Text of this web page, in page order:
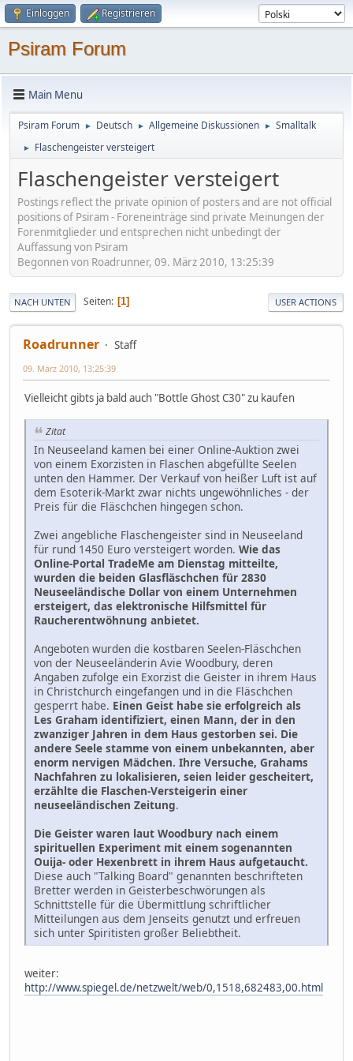
Einloggen Registrieren
Psiram Forum
Main Menu
Psiram Forum ► Deutsch ► Allgemeine Diskussionen ► Smalltalk
► Flaschengeister versteigert
Flaschengeister versteigert
Postings reflect the private opinion of posters and are not official
positions of Psiram - Foreneinträge sind private Meinungen der
Forenmitglieder und entsprechen nicht unbedingt der
Auffassung von Psiram
Begonnen von Roadrunner, 09. März 2010, 13:25:39
NACH UNTEN Seiten 1 USER ACTIONS
Roadrunner Staff
09. März 2010, 13:25:39
Vielleicht gibts ja bald auch "Bottle Ghost C30" zu kaufen
Zitat
In Neuseeland kamen bei einer Online-Auktion zwei
von einem Exorzisten in Flaschen abgefüllte Seelen
unten den Hammer. Der Verkauf von heißer Luft ist auf
dem Esoterik-Markt zwar nichts ungewöhnliches - der
Preis für die Fläschchen hingegen schon.
Zwei angebliche Flaschengeister sind in Neuseeland
für rund 1450 Euro versteigert worden. Wie das
Online-Portal TradeMe am Dienstag mitteilte,
wurden die beiden Glasfläschchen für 2830
Neuseeländische Dollar von einem Unternehmen
ersteigert, das elektronische Hilfsmittel für
Raucherentwöhnung anbietet.
Angeboten wurden die kostbaren Seelen-Fläschchen
von der Neuseeländerin Avie Woodbury, deren
Angaben zufolge ein Exorzist die Geister in ihrem Haus
in Christchurch eingefangen und in die Fläschchen
gesperrt habe. Einen Geist habe sie erfolgreich als
Les Graham identifiziert, einen Mann, der in den
zwanziger Jahren in dem Haus gestorben sei. Die
andere Seele stamme von einem unbekannten, aber
enorm nervigen Mädchen. Ihre Versuche, Grahams
Nachfahren zu lokalisieren, seien leider gescheitert,
erzählte die Flaschen-Versteigerin einer
neuseeländischen Zeitung.
Die Geister waren laut Woodbury nach einem
spirituellen Experiment mit einem sogenannten
Ouija- oder Hexenbrett in ihrem Haus aufgetaucht.
Diese auch "Talking Board" genannten beschrifteten
Bretter werden in Geisterbeschwörungen als
Schnittstelle für die Übermittlung schriftlicher
Mitteilungen aus dem Jenseits genutzt und erfreuen
sich unter Spiritisten großer Beliebtheit.
weiter:
http://www.spiegel.de/netzwelt/web/0,1518,682483,00.html